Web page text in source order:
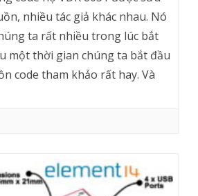
nhiều tác giả khác nhau. Nó
ta rất nhiều trong lúc bắt
một thời gian chúng ta bắt đầu
code tham khảo rất hay. Và